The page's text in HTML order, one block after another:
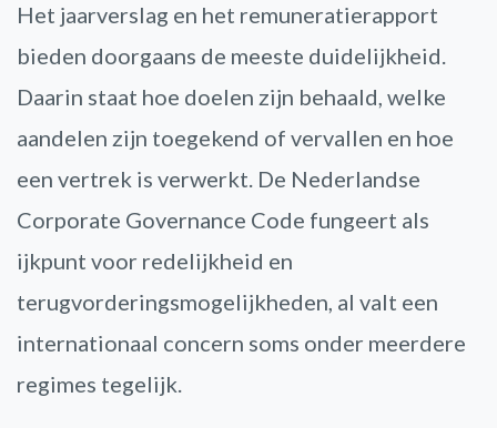
Het jaarverslag en het remuneratierapport
bieden doorgaans de meeste duidelijkheid.
Daarin staat hoe doelen zijn behaald, welke
aandelen zijn toegekend of vervallen en hoe
een vertrek is verwerkt. De Nederlandse
Corporate Governance Code fungeert als
ijkpunt voor redelijkheid en
terugvorderingsmogelijkheden, al valt een
internationaal concern soms onder meerdere
regimes tegelijk.